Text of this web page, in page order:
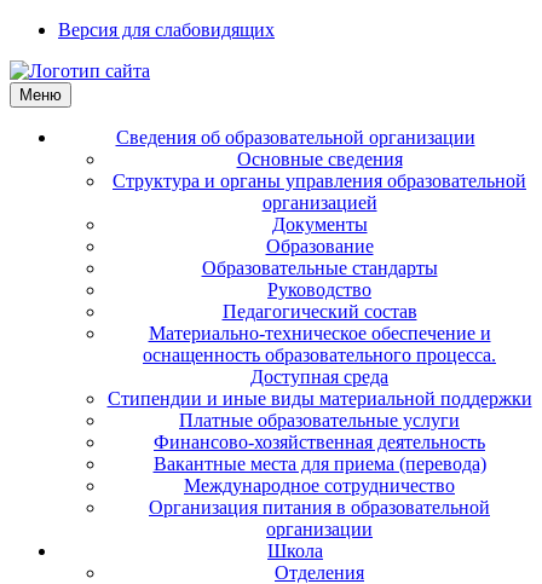
Версия для слабовидящих
Меню
Сведения об образовательной организации
Основные сведения
Структура и органы управления образовательной
организацией
Документы
Образование
Образовательные стандарты
Руководство
Педагогический состав
Материально-техническое обеспечение и
оснащенность образовательного процесса.
Доступная среда
Стипендии и иные виды материальной поддержки
Платные образовательные услуги
Финансово-хозяйственная деятельность
Вакантные места для приема (перевода)
Международное сотрудничество
Организация питания в образовательной
организации
Школа
Отделения